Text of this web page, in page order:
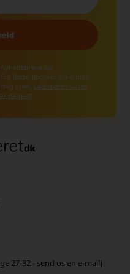
og
Batterilageret via e-mail.
igen. Læs mere i vores
post
27-32 - send os en e-mail)